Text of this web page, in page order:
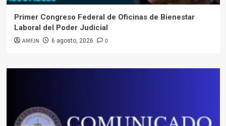
Primer Congreso Federal de Oficinas de Bienestar
Laboral del Poder Judicial
AMFJN 6 agosto, 2026 0